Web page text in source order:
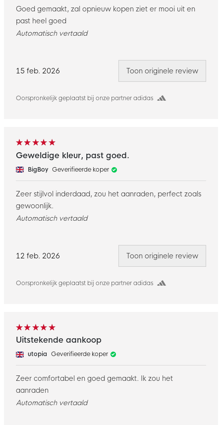
15 feb. 2026
Oorspronkelijk geplaatst bij onze partner adidas
Goed gemaakt, zal opnieuw kopen ziet er mooi uit en
past heel goed
Automatisch vertaald
Toon originele review
12 feb. 2026
Oorspronkelijk geplaatst bij onze partner adidas
Geweldige kleur, past goed.
BigBoy Geverifieerde koper
Zeer stijlvol inderdaad, zou het aanraden, perfect zoals
gewoonlijk.
Automatisch vertaald
Toon originele review
Uitstekende aankoop
utopia Geverifieerde koper
Zeer comfortabel en goed gemaakt. Ik zou het
aanraden
Automatisch vertaald